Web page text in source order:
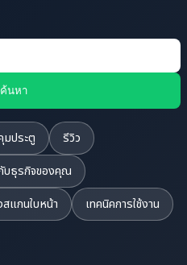
นหา
มประตู
รีวิว
บธุรกิจของคุณ
สแกนใบหน้า
เทคนิคการใช้งาน